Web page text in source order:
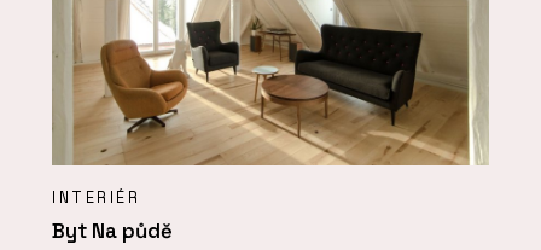
INTERIÉR
Byt Na půdě